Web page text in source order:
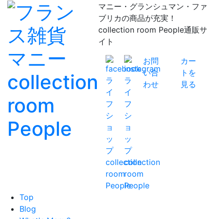
マニー・グランシュマン・ファ
ブリカの商品が充実！
collection room People通販サ
イト
お問
い合
わせ
カー
トを
見る
Top
Blog